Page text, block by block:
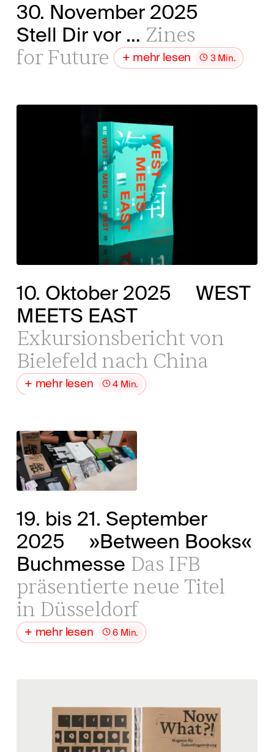
30. November 2025
Stell Dir vor … Zines
for Future
mehr lesen 3 Min.
10. Oktober 2025
WEST
MEETS EAST
Exkursionsbericht von
Bielefeld nach China
mehr lesen 4 Min.
19. bis 21. September
2025
»Between Books«
Buchmesse Das IFB
präsentierte neue Titel
in Düsseldorf
mehr lesen 6 Min.